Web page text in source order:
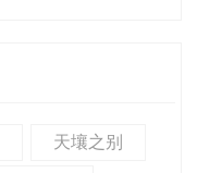
天壤之别